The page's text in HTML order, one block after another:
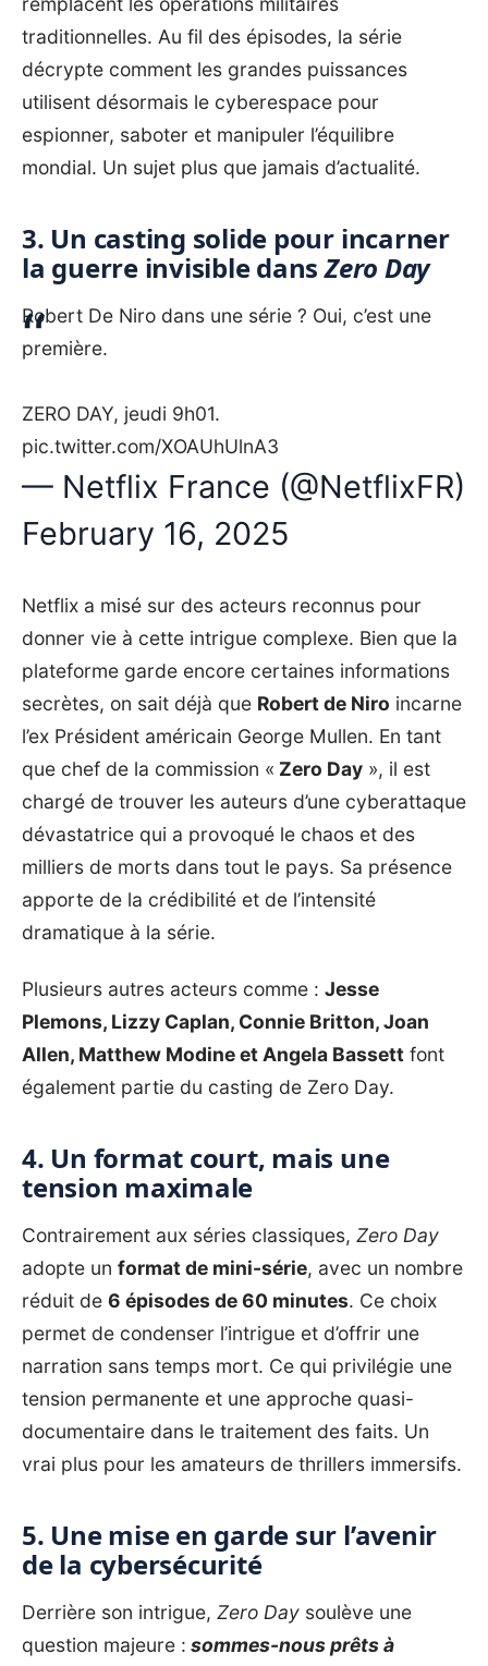
traditionnelles. Au fil des épisodes, la série
décrypte comment les grandes puissances
utilisent désormais le cyberespace pour
espionner, saboter et manipuler l’équilibre
mondial. Un sujet plus que jamais d’actualité.
3. Un casting solide pour incarner
la guerre invisible dansZero Day
Robert De Niro dans une série ? Oui, c’est une
première.
ZERO DAY, jeudi 9h01.
pic.twitter.com/XOAUhUlnA3
— Netflix France (@NetflixFR)
February 16, 2025
Netflix a misé sur des acteurs reconnus pour
donner vie à cette intrigue complexe. Bien que la
plateforme garde encore certaines informations
secrètes, on sait déjà que Robert de Niro incarne
l’ex Président américain George Mullen. En tant
que chef de la commission « Zero Day », il est
chargé de trouver les auteurs d’une cyberattaque
dévastatrice qui a provoqué le chaos et des
milliers de morts dans tout le pays. Sa présence
apporte de la crédibilité et de l’intensité
dramatique à la série.
Plusieurs autres acteurs comme : Jesse
Plemons, Lizzy Caplan, Connie Britton, Joan
Allen, Matthew Modine et Angela Bassett font
également partie du casting de Zero Day.
4. Un format court, mais une
tension maximale
Contrairement aux séries classiques, Zero Day
adopte un format de mini-série, avec un nombre
réduit de 6 épisodes de 60 minutes. Ce choix
permet de condenser l’intrigue et d’offrir une
narration sans temps mort. Ce qui privilégie une
tension permanente et une approche quasi-
documentaire dans le traitement des faits. Un
vrai plus pour les amateurs de thrillers immersifs.
5. Une mise en garde sur l’avenir
de la cybersécurité
Derrière son intrigue, Zero Day soulève une
question majeure : sommes-nous prêts à